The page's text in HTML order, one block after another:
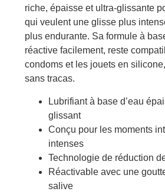
riche, épaisse et ultra-glissante
qui veulent une glisse plus
plus endurante. Sa formule à
réactive facilement, reste
condoms et les jouets en
sans tracas.
Lubrifiant à base d’eau
glissant
Conçu pour les moments
intenses
Technologie de réduction
Réactivable avec une
salive